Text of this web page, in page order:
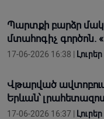
Պարտքի բարձր
մտահոգիչ գործոն.
17-06-2026 16:38 | Լուրեր
Վթարված
Երևան՝
17-06-2026 16:37 | Լուրեր